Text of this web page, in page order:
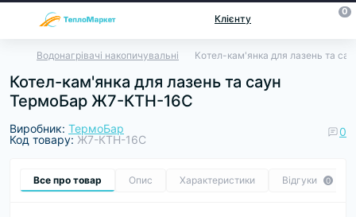
Клієнту
0
Водонагрівачі накопичувальні Котел-кам'янка для лазень та
Котел-кам'янка для лазень та саун
ТермоБар Ж7-КТН-16С
Виробник: ТермоБар
Код товару: Ж7-КТН-16С
0
Все про товар Опис Характеристики Відгуки 0